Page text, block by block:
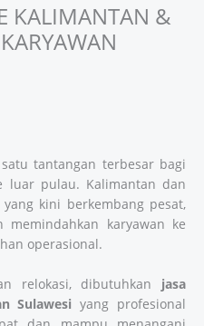
KALIMANTAN &
tantangan terbesar bagi
luar pulau. Kalimantan dan
kini berkembang pesat,
memindahkan karyawan ke
operasional.
relokasi, dibutuhkan jasa
Sulawesi yang profesional